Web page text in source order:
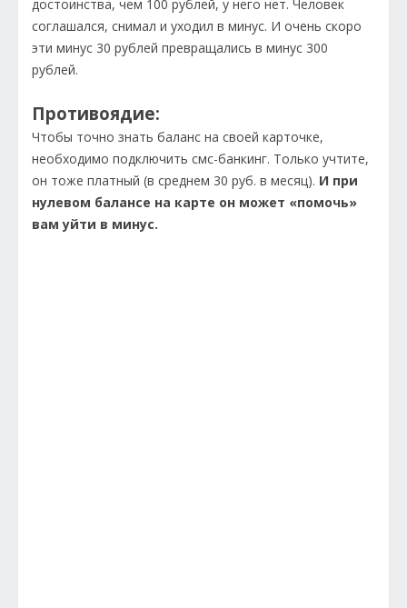
достоинства, чем 100 рублей, у него нет. Человек
соглашался, снимал и уходил в минус. И очень скоро
эти минус 30 рублей превращались в минус 300
рублей.
Противоядие:
Чтобы точно знать баланс на своей карточке,
необходимо подключить смс-банкинг. Только учтите,
он тоже платный (в среднем 30 руб. в месяц). И при
нулевом балансе на карте он может «помочь»
вам уйти в минус.